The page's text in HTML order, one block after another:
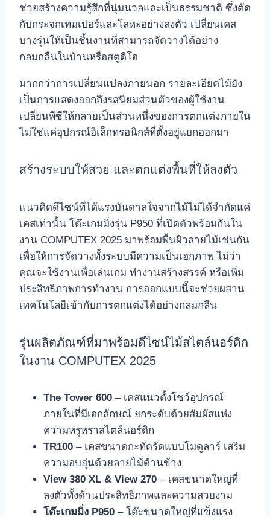
ช่วยสร้างความรู้สึกที่นุ่มนวลและเป็นธรรมชาติ ซึ่งตัด
กับกระจกเทมเปอร์และโลหะอย่างลงตัว เปลี่ยนเคส
บางรุ่นให้เป็นชิ้นงานที่สามารถจัดวางได้อย่าง
กลมกลืนในบ้านหรือสตูดิโอ
มากกว่าการเปลี่ยนแปลงภายนอก รายละเอียดไม้ยัง
เป็นการแสดงออกถึงรสนิยมส่วนตัวของผู้ใช้งาน
เปลี่ยนพีซีให้กลายเป็นส่วนหนึ่งของการตกแต่งภายใน
ไม่ใช่แค่อุปกรณ์อิเล็กทรอนิกส์ที่ตั้งอยู่แยกออกมา
สร้างระบบให้สวย และตกแต่งพื้นที่ให้ลงตัว
แนวคิดดีไซน์ที่ได้แรงบันดาลใจจากไม้ไม่ได้จำกัดแค่
เคสเท่านั้น โต๊ะเกมมิ่งรุ่น P950 ที่เปิดตัวพร้อมกันใน
งาน COMPUTEX 2025 มาพร้อมพื้นผิวลายไม้เช่นกัน
เพื่อให้การจัดวางทั้งระบบมีความเป็นเอกภาพ ไม่ว่า
คุณจะใช้งานเพื่อเล่นเกม ทำงานสร้างสรรค์ หรือเพิ่ม
ประสิทธิภาพการทำงาน การออกแบบนี้จะช่วยผสาน
เทคโนโลยีเข้ากับการตกแต่งได้อย่างกลมกลืน
รุ่นผลิตภัณฑ์ที่มาพร้อมดีไซน์ไม้สไตล์นอร์ดิก
ในงาน COMPUTEX 2025
The Tower 600 – เคสแนวตั้งโชว์อุปกรณ์
ภายในที่มีเอกลักษณ์ ยกระดับด้วยสัมผัสแห่ง
ความหรูหราสไตล์นอร์ดิก
TR100 – เคสขนาดกะทัดรัดแบบโมดูลาร์ เสริม
ความอบอุ่นด้วยลายไม้ด้านข้าง
View 380 XL & View 270 – เคสขนาดใหญ่ที่
ลงตัวทั้งด้านประสิทธิภาพและความสวยงาม
โต๊ะเกมมิ่ง P950 – โต๊ะขนาดใหญ่ที่แข็งแรง